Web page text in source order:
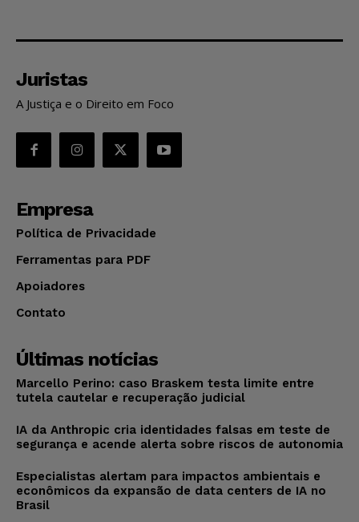
Juristas
A Justiça e o Direito em Foco
Empresa
Política de Privacidade
Ferramentas para PDF
Apoiadores
Contato
Últimas notícias
Marcello Perino: caso Braskem testa limite entre
tutela cautelar e recuperação judicial
IA da Anthropic cria identidades falsas em teste de
segurança e acende alerta sobre riscos de autonomia
Especialistas alertam para impactos ambientais e
econômicos da expansão de data centers de IA no
Brasil